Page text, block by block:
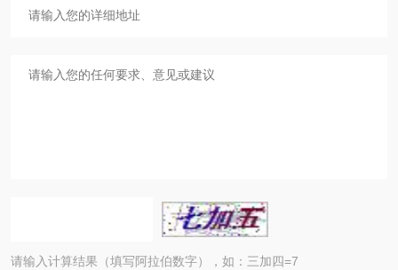
请输入计算结果（填写阿拉伯数字），如：三加四=7